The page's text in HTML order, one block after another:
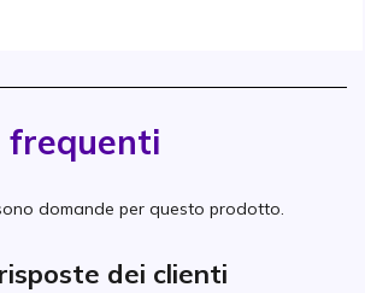
frequenti
domande per questo prodotto.
dei clienti